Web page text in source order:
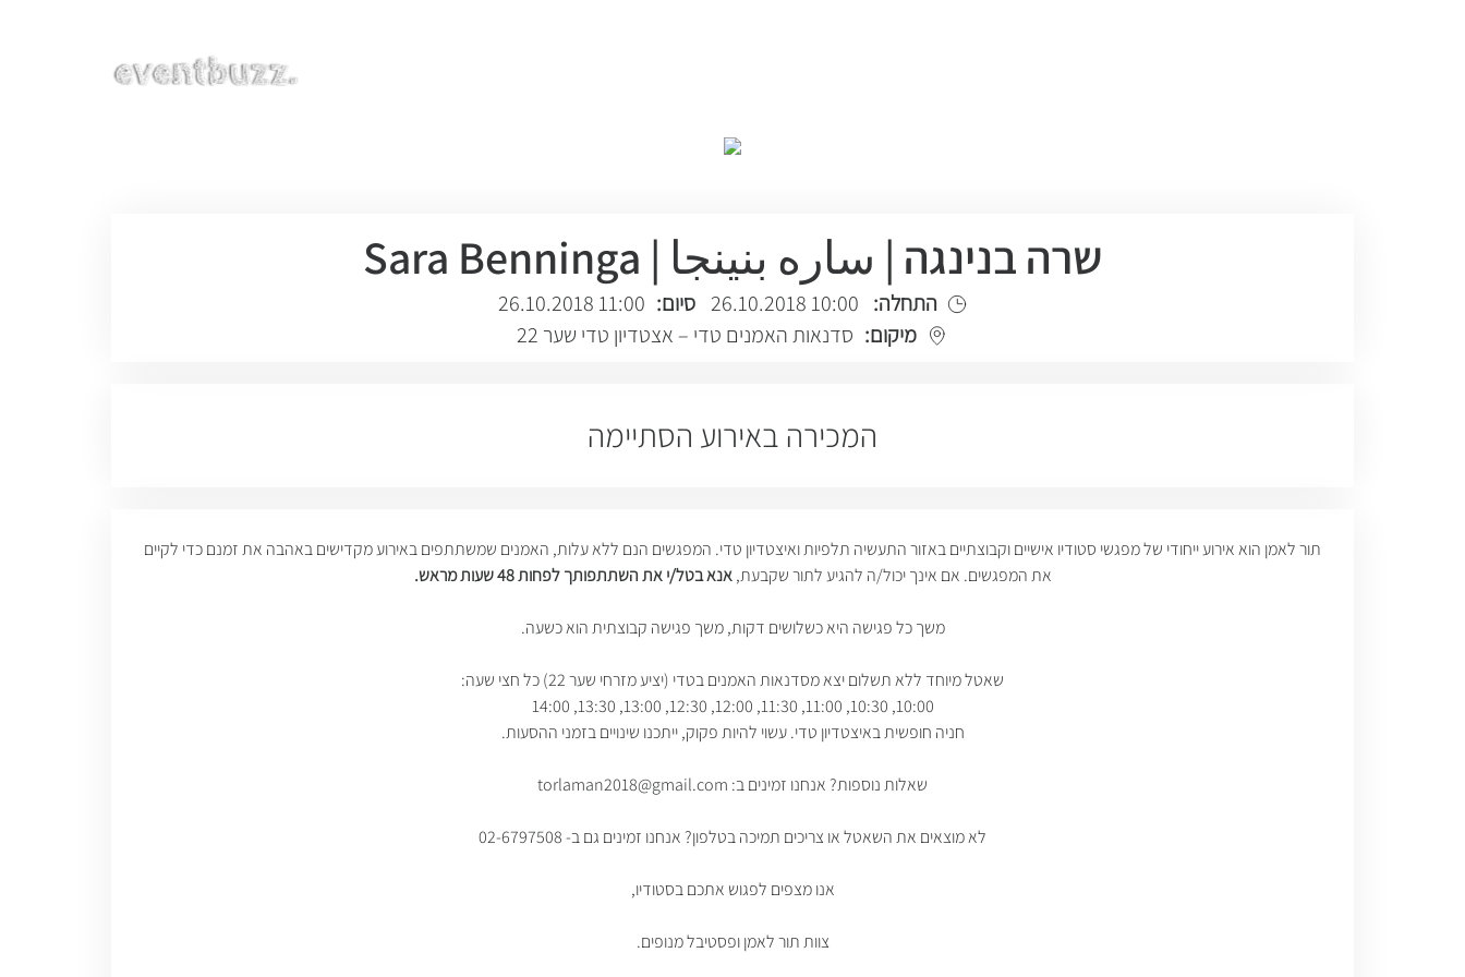
שרה בנינגה | ساره بنينجا | Sara Benninga
התחלה: 10:00 26.10.2018 סיום: 11:00 26.10.2018
מיקום: סדנאות האמנים טדי – אצטדיון טדי שער 22
המכירה באירוע הסתיימה
תור לאמן הוא אירוע ייחודי של מפגשי סטודיו אישיים וקבוצתיים באזור התעשיה תלפיות ואיצטדיון טדי. המפגשים הנם ללא עלות, האמנים שמשתתפים באירוע מקדישים באהבה את זמנם כדי לקיים
את המפגשים. אם אינך יכול/ה להגיע לתור שקבעת,אנא בטל/י את השתתפותך לפחות 48 שעות מראש.
משך כל פגישה היא כשלושים דקות, משך פגישה קבוצתית הוא כשעה.
שאטל מיוחד ללא תשלום יצא מסדנאות האמנים בטדי (יציע מזרחי שער 22) כל חצי שעה:
10:00, 10:30, 11:00, 11:30, 12:00, 12:30, 13:00, 13:30, 14:00
חניה חופשית באיצטדיון טדי. עשוי להיות פקוק, ייתכנו שינויים בזמני ההסעות.
שאלות נוספות? אנחנו זמינים ב: torlaman2018@gmail.com
לא מוצאים את השאטל או צריכים תמיכה בטלפון? אנחנו זמינים גם ב- 02-6797508
אנו מצפים לפגוש אתכם בסטודיו,
צוות תור לאמן ופסטיבל מנופים.